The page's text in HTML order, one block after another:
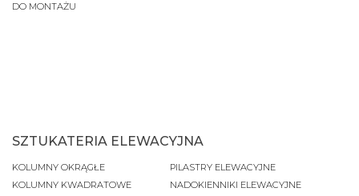
DO MONTAŻU
SZTUKATERIA ELEWACYJNA
KOLUMNY OKRĄGŁE
KOLUMNY KWADRATOWE
PILASTRY ELEWACYJNE
NADOKIENNIKI ELEWACYJNE